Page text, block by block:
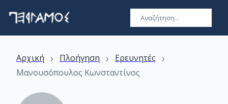
Αρχική › Πλοήγηση › Ερευνητές ›
Μανουσόπουλος Κωνσταντίνος